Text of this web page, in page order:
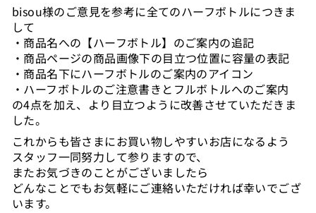
bisou様のご意見を参考に全てのハーフボトルにつきま
して
・商品名への【ハーフボトル】のご案内の追記
・商品ページの商品画像下の目立つ位置に容量の表記
・商品名下にハーフボトルのご案内のアイコン
・ハーフボトルのご注意書きとフルボトルへのご案内
の4点を加え、より目立つように改善させていただきま
した。
これからも皆さまにお買い物しやすいお店になるよう
スタッフ一同努力して参りますので、
またお気づきのことがございましたら
どんなことでもお気軽にご連絡いただければ幸いでござ
います。